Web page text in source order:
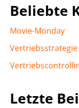
Beliebte
Movie-Monday
Vertriebsstrategie
Letzte